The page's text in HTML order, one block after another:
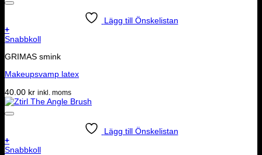
Lägg till Önskelistan
+
Snabbkoll
GRIMAS smink
Makeupsvamp latex
40.00 kr inkl. moms
Lägg till Önskelistan
+
Snabbkoll